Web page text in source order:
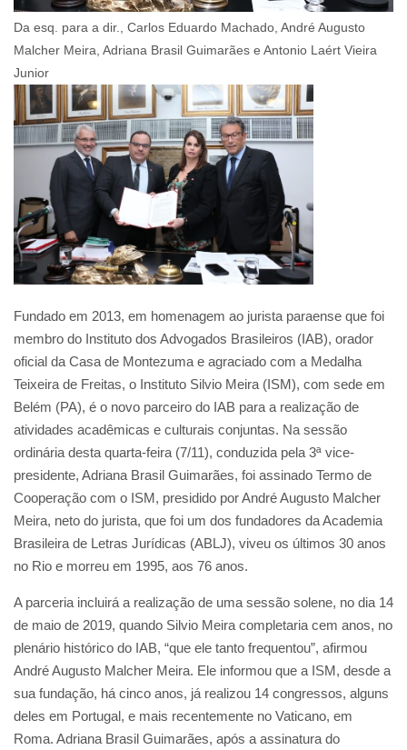
Da esq. para a dir., Carlos Eduardo Machado, André Augusto
Malcher Meira, Adriana Brasil Guimarães e Antonio Laért Vieira
Junior
Fundado em 2013, em homenagem ao jurista paraense que foi
membro do Instituto dos Advogados Brasileiros (IAB), orador
oficial da Casa de Montezuma e agraciado com a Medalha
Teixeira de Freitas, o Instituto Silvio Meira (ISM), com sede em
Belém (PA), é o novo parceiro do IAB para a realização de
atividades acadêmicas e culturais conjuntas. Na sessão
ordinária desta quarta-feira (7/11), conduzida pela 3ª vice-
presidente, Adriana Brasil Guimarães, foi assinado Termo de
Cooperação com o ISM, presidido por André Augusto Malcher
Meira, neto do jurista, que foi um dos fundadores da Academia
Brasileira de Letras Jurídicas (ABLJ), viveu os últimos 30 anos
no Rio e morreu em 1995, aos 76 anos.
A parceria incluirá a realização de uma sessão solene, no dia 14
de maio de 2019, quando Silvio Meira completaria cem anos, no
plenário histórico do IAB, “que ele tanto frequentou”, afirmou
André Augusto Malcher Meira. Ele informou que a ISM, desde a
sua fundação, há cinco anos, já realizou 14 congressos, alguns
deles em Portugal, e mais recentemente no Vaticano, em
Roma. Adriana Brasil Guimarães, após a assinatura do